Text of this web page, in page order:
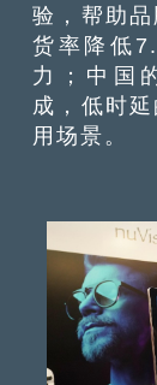
验，帮助
货率降低
力；中国
成，低时
用场景。